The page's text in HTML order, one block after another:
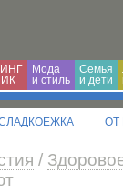
Мода
и cтиль
Семья
и дети
ОТ
/